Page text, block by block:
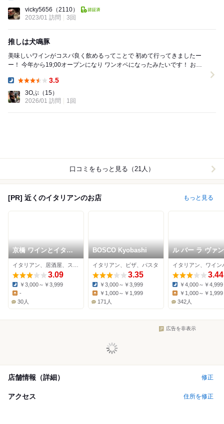
vicky5656 （2110）
2023/01 訪問
3回
推しは犬鳴豚
美味しいワインがコスパ良く飲めるってことで 初めて行ってきましたー
ー！ 今年から19;00オープンになり ワンオペになったみたいです！ お正
3.5
3Oぷ （15）
2026/01 訪問
1回
口コミをもっと見る（21人）
[PR] 近くのイタリアンのお店 もっと見る
京橋 ワインとイタリ
アン フィンガーファ
イブ
3.09
Dinner:
￥3,000～￥3,999
Lunch:
-
30人
BOSCO Kyobashi
イタリアン、ピザ、パスタ
3.35
Dinner:
￥3,000～￥3,999
￥1,000～￥1,999
171人
ル バー ラ ヴァ
ンカンドゥ アザ
ウキョウ 京阪モ
京橋店
3.44
Dinner:
￥4,000～￥4,999
￥1,000～￥1,999
342人
広告を非表示
店舗情報（詳細） 修正
アクセス 住所を修正